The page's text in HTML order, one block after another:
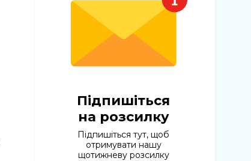
Підпишіться
на розсилку
Підпишіться тут, щоб
отримувати нашу
щотижневу розсилку